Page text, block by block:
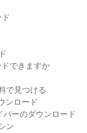
できますか
で見つける
ンロード
バーのダウンロード
ン